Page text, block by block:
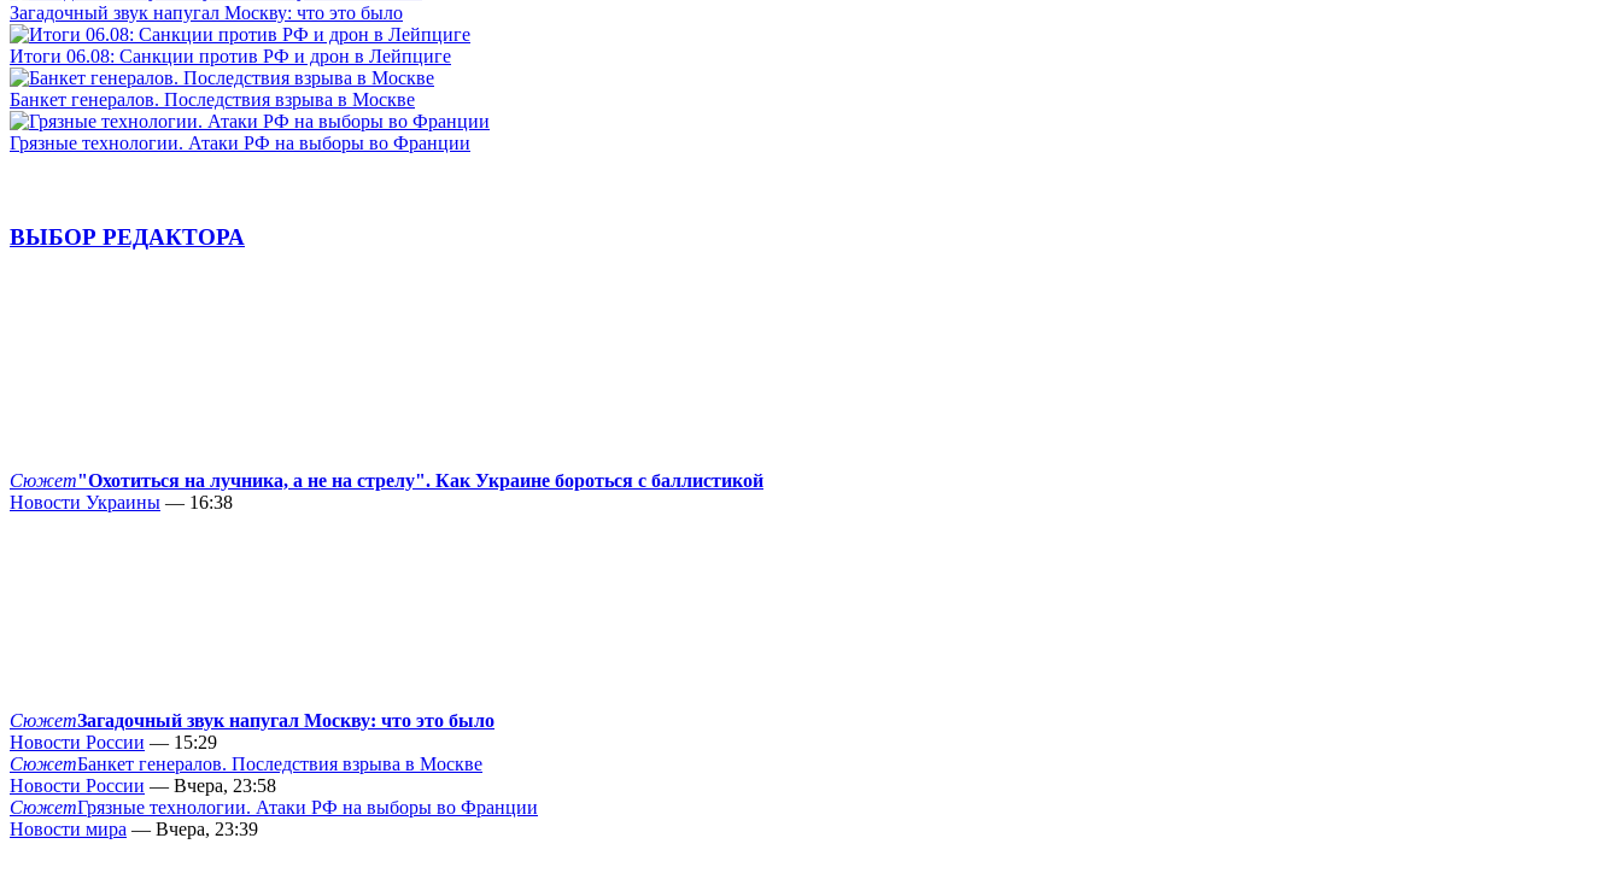
Загадочный звук напугал Москву: что это было
Итоги 06.08: Санкции против РФ и дрон в Лейпциге
Банкет генералов. Последствия взрыва в Москве
Грязные технологии. Атаки РФ на выборы во Франции
ВЫБОР РЕДАКТОРА
Сюжет"Охотиться на лучника, а не на стрелу". Как Украине бороться с баллистикой
Новости Украины — 16:38
СюжетЗагадочный звук напугал Москву: что это было
Новости России — 15:29
СюжетБанкет генералов. Последствия взрыва в Москве
Новости России — Вчера, 23:58
СюжетГрязные технологии. Атаки РФ на выборы во Франции
Новости мира — Вчера, 23:39